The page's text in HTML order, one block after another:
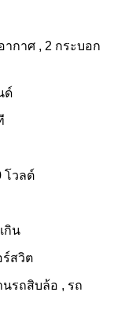
กาศ , 2 กระบอก
ด์
โวลต์
กิน
ร์สวิต
นรถสิบล้อ , รถ